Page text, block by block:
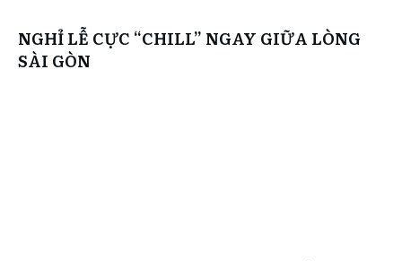
NGHỈ LỄ CỰC “CHILL” NGAY GIỮA LÒNG
SÀI GÒN